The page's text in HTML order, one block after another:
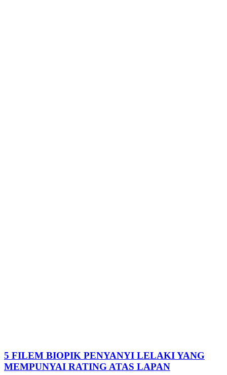
5 FILEM BIOPIK PENYANYI LELAKI YANG
MEMPUNYAI RATING ATAS LAPAN